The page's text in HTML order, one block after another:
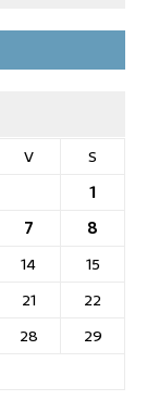
V
S
1
7
8
14
15
21
22
28
29